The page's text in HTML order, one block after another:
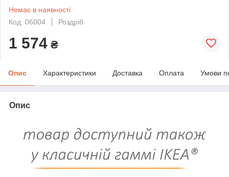
Немає в наявності
Код: 06004
Роздріб
1 574 ₴
Опис Характеристики Доставка Оплата Умови
Опис